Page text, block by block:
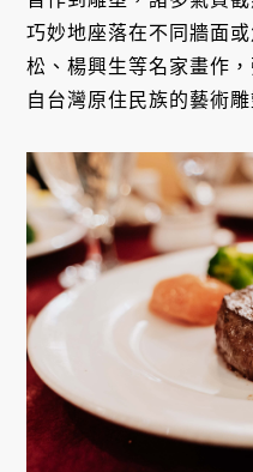
巧妙地座落在不同牆面
松、楊興生等名家畫作
自台灣原住民族的藝術雕